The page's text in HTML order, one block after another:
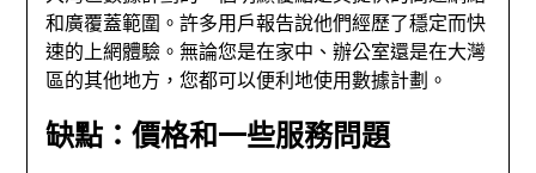
和廣覆蓋範圍。許多用戶報告說他們經歷了穩定而快
速的上網體驗。無論您是在家中、辦公室還是在大灣
區的其他地方，您都可以便利地使用數據計劃。
缺點：價格和一些服務問題